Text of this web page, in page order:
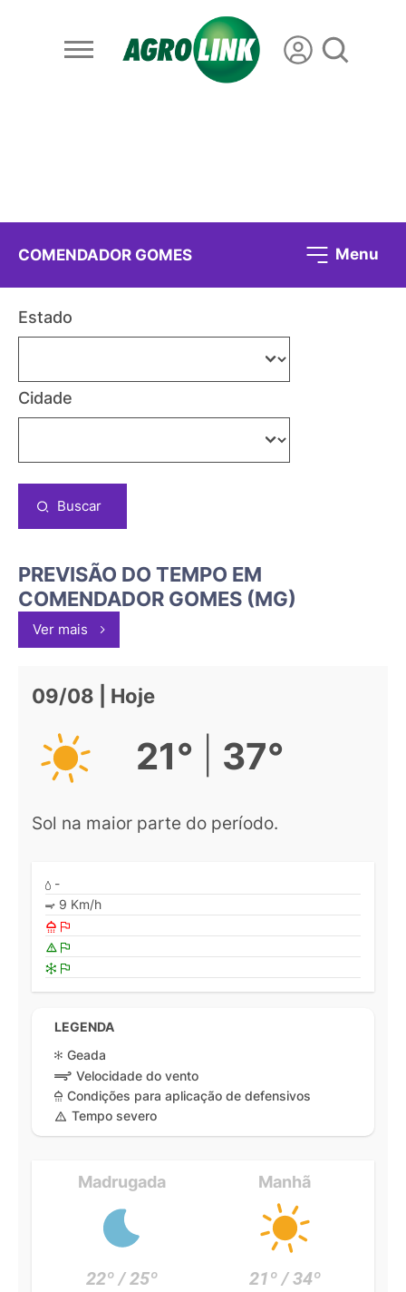
COMENDADOR GOMES Menu
Estado
Cidade
Buscar
PREVISÃO DO TEMPO EM
COMENDADOR GOMES (MG)
Ver mais
09/08 | Hoje
21° 37°
Sol na maior parte do período.
-
9 Km/h
LEGENDA
Geada
Velocidade do vento
Condições para aplicação de defensivos
Tempo severo
Madrugada
22º / 25º
Manhã
21º / 34º